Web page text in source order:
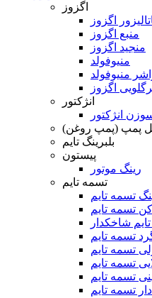
اگزوز
اگزوز
منبع اگزوز
منجید اگزوز
منیوفولد
منیوفولد
اگزوز
انژکتور
انژکتور
پمپ (پمپ روغن)
بلبرینگ تایم
پیستون
رینگ موتور
تسمه تایم
تسمه تایم
تسمه تایم
شاخکدار
تسمه تایم
تسمه تایم
تسمه تایم
تسمه تایم
تسمه تایم